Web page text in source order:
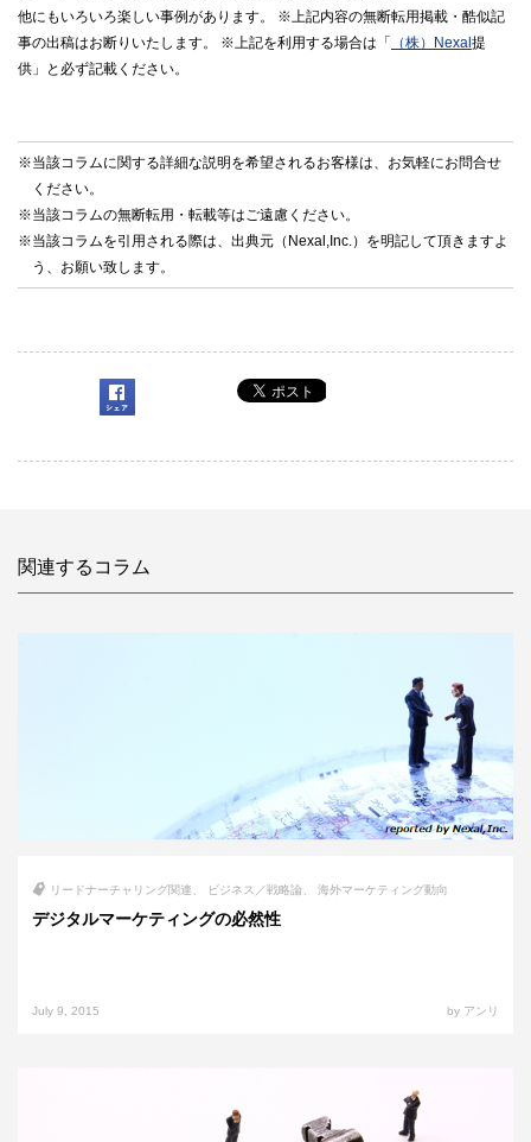
他にもいろいろ楽しい事例があります。 ※上記内容の無断転用掲載・酷似記
事の出稿はお断りいたします。 ※上記を利用する場合は「
（株）Nexal 提
供」と必ず記載ください。
※当該コラムに関する詳細な説明を希望されるお客様は、お気軽にお問合せ
ください。
※当該コラムの無断転用・転載等はご遠慮ください。
※当該コラムを引用される際は、出典元（Nexal,Inc.）を明記して頂きますよ
う、お願い致します。
関連するコラム
リードナーチャリング関連 ビジネス／戦略論 海外マーケティング動向
デジタルマーケティングの必然性
July 9, 2015 by アンリ